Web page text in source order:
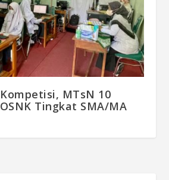
MTsN 10
Tingkat SMA/MA